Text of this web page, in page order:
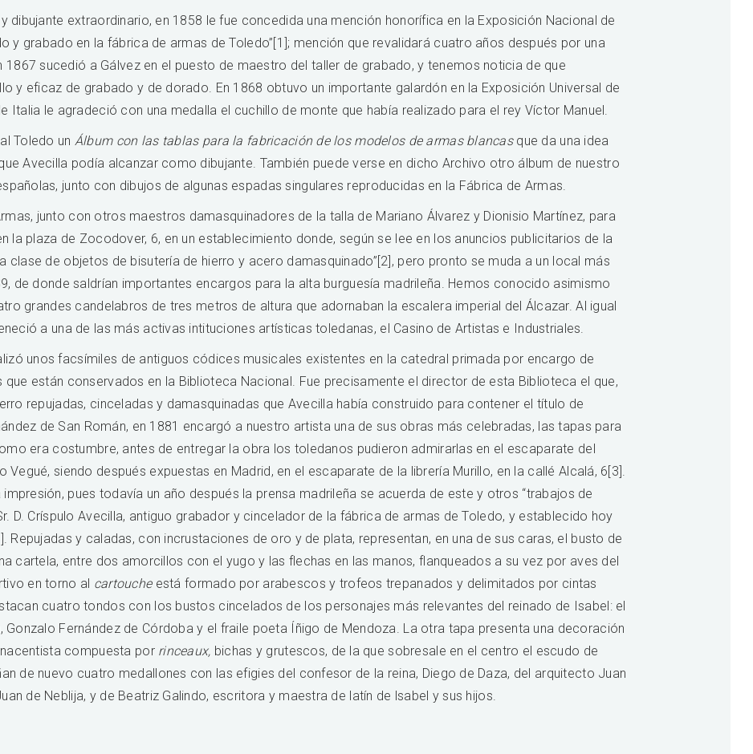
dibujante extraordinario, en 1858 le fue concedida una mención honorífica en la Exposición Nacional de
y grabado en la fábrica de armas de Toledo”[1]; mención que revalidará cuatro años después por una
1867 sucedió a Gálvez en el puesto de maestro del taller de grabado, y tenemos noticia de que
y eficaz de grabado y de dorado. En 1868 obtuvo un importante galardón en la Exposición Universal de
Italia le agradeció con una medalla el cuchillo de monte que había realizado para el rey Víctor Manuel.
Toledo un Álbum con las tablas para la fabricación de los modelos de armas blancasque da una idea
Avecilla podía alcanzar como dibujante. También puede verse en dicho Archivo otro álbum de nuestro
junto con dibujos de algunas espadas singulares reproducidas en la Fábrica de Armas.
junto con otros maestros damasquinadores de la talla de Mariano Álvarez y Dionisio Martínez, para
la plaza de Zocodover, 6, en un establecimiento donde, según se lee en los anuncios publicitarios de la
clase de objetos de bisutería de hierro y acero damasquinado”[2], pero pronto se muda a un local más
de donde saldrían importantes encargos para la alta burguesía madrileña. Hemos conocido asimismo
grandes candelabros de tres metros de altura que adornaban la escalera imperial del Álcazar. Al igual
a una de las más activas intituciones artísticas toledanas, el Casino de Artistas e Industriales.
unos facsímiles de antiguos códices musicales existentes en la catedral primada por encargo de
están conservados en la Biblioteca Nacional. Fue precisamente el director de esta Biblioteca el que,
repujadas, cinceladas y damasquinadas que Avecilla había construido para contener el título de
de San Román, en 1881 encargó a nuestro artista una de sus obras más celebradas, las tapas para
era costumbre, antes de entregar la obra los toledanos pudieron admirarlas en el escaparate del
siendo después expuestas en Madrid, en el escaparate de la librería Murillo, en la callé Alcalá, 6[3].
pues todavía un año después la prensa madrileña se acuerda de este y otros “trabajos de
D. Críspulo Avecilla, antiguo grabador y cincelador de la fábrica de armas de Toledo, y establecido hoy
Repujadas y caladas, con incrustaciones de oro y de plata, representan, en una de sus caras, el busto de
cartela, entre dos amorcillos con el yugo y las flechas en las manos, flanqueados a su vez por aves del
en torno al cartoucheestá formado por arabescos y trofeos trepanados y delimitados por cintas
cuatro tondos con los bustos cincelados de los personajes más relevantes del reinado de Isabel: el
Gonzalo Fernández de Córdoba y el fraile poeta Íñigo de Mendoza. La otra tapa presenta una decoración
compuesta por rinceaux, bichas y grutescos, de la que sobresale en el centro el escudo de
de nuevo cuatro medallones con las efigies del confesor de la reina, Diego de Daza, del arquitecto Juan
de Neblija, y de Beatriz Galindo, escritora y maestra de latín de lsabel y sus hijos.